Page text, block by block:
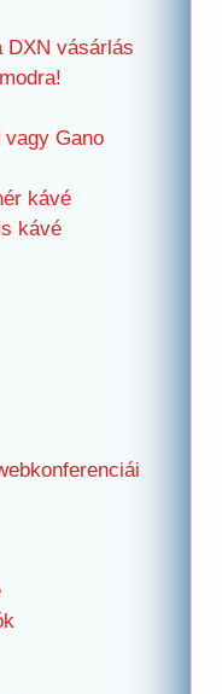
DXN vásárlás
vagy Gano
kávé
kávé